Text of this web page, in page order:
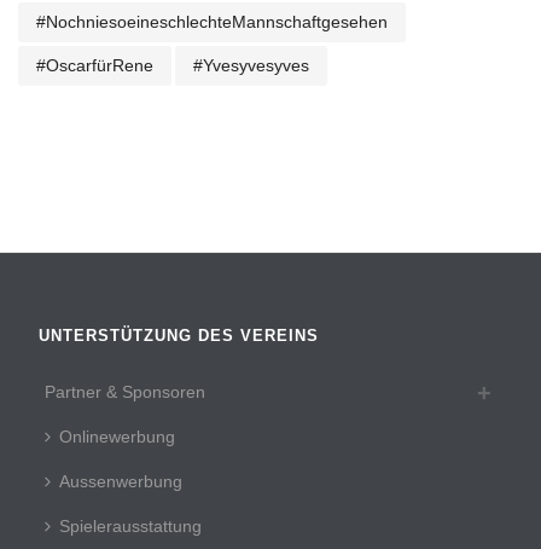
#nochniesoeineschlechteMannschaftgesehen
#OscarfürRene #yvesyvesyves
UNTERSTÜTZUNG DES VEREINS
Partner & Sponsoren
Onlinewerbung
Aussenwerbung
Spielerausstattung